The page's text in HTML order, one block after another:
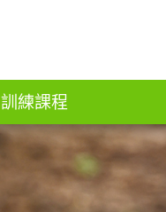
訓練課程